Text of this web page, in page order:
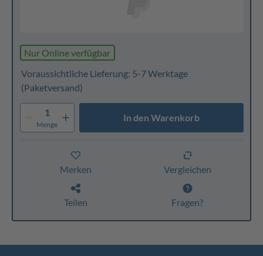
Nur Online verfügbar
Voraussichtliche Lieferung: 5-7 Werktage
(Paketversand)
1
Menge
In den Warenkorb
Merken Vergleichen
Teilen Fragen?